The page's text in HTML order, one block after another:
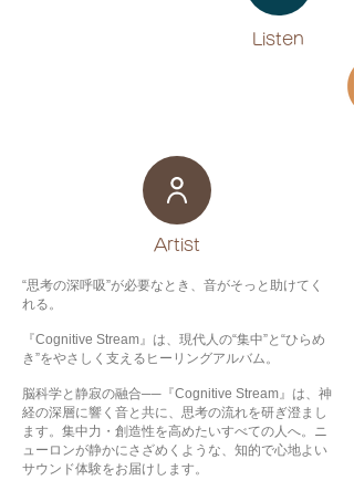
Listen​
​Artist
“思考の深呼吸”が必要なとき、音がそっと助けてく
れる。
『Cognitive Stream』は、現代人の“集中”と“ひらめ
き”をやさしく支えるヒーリングアルバム。
脳科学と静寂の融合──『Cognitive Stream』は、神
経の深層に響く音と共に、思考の流れを研ぎ澄まし
ます。集中力・創造性を高めたいすべての人へ。ニ
ューロンが静かにさざめくような、知的で心地よい
サウンド体験をお届けします。